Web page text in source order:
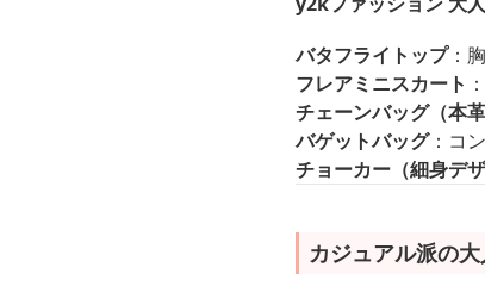
バタフライトップ：
フレアミニスカート
チェーンバッグ（本革
バゲットバッグ：コ
チョーカー（細身デザ
カジュアル派の